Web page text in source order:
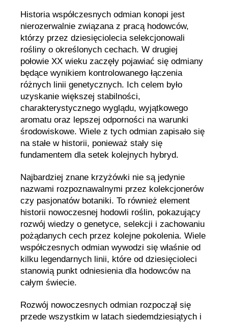
Historia współczesnych odmian konopi jest
nierozerwalnie związana z pracą hodowców,
którzy przez dziesięciolecia selekcjonowali
rośliny o określonych cechach. W drugiej
połowie XX wieku zaczęły pojawiać się odmiany
będące wynikiem kontrolowanego łączenia
różnych linii genetycznych. Ich celem było
uzyskanie większej stabilności,
charakterystycznego wyglądu, wyjątkowego
aromatu oraz lepszej odporności na warunki
środowiskowe. Wiele z tych odmian zapisało się
na stałe w historii, ponieważ stały się
fundamentem dla setek kolejnych hybryd.
Najbardziej znane krzyżówki nie są jedynie
nazwami rozpoznawalnymi przez kolekcjonerów
czy pasjonatów botaniki. To również element
historii nowoczesnej hodowli roślin, pokazujący
rozwój wiedzy o genetyce, selekcji i zachowaniu
pożądanych cech przez kolejne pokolenia. Wiele
współczesnych odmian wywodzi się właśnie od
kilku legendarnych linii, które od dziesięcioleci
stanowią punkt odniesienia dla hodowców na
całym świecie.
Rozwój nowoczesnych odmian rozpoczął się
przede wszystkim w latach siedemdziesiątych i